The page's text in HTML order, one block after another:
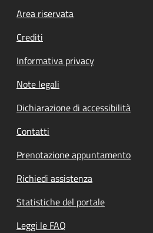
Footer menu
Area riservata
Crediti
Informativa privacy
Note legali
Dichiarazione di accessibilità
Contatti
Prenotazione appuntamento
Richiedi assistenza
Statistiche del portale
Leggi le FAQ